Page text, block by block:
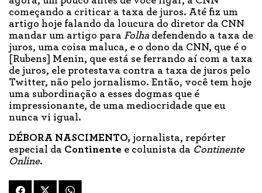
começando a criticar a taxa de juros. Até fiz um
artigo hoje falando da loucura do diretor da CNN
mandar um artigo para Folha defendendo a taxa de
juros, uma coisa maluca, e o dono da CNN, que é o
[Rubens] Menin, que está se ferrando aí com a taxa
de juros, ele protestava contra a taxa de juros pelo
Twitter, não pelo jornalismo. Então, você tem hoje
uma subordinação a esses dogmas que é
impressionante, de uma mediocridade que eu
nunca vi igual.
DÉBORA NASCIMENTO, jornalista, repórter
especial da Continente e colunista da Continente
Online.